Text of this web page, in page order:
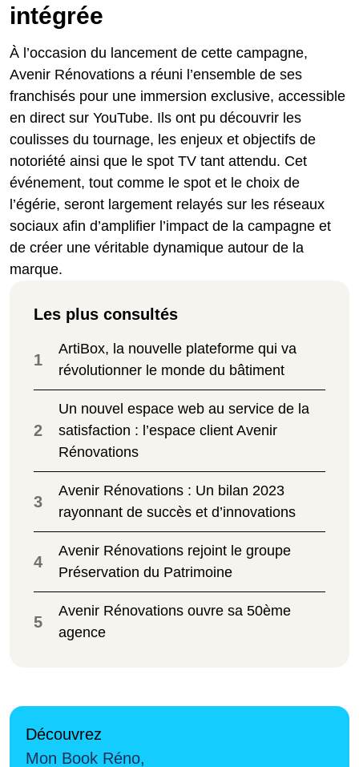
intégrée
À l’occasion du lancement de cette campagne,
Avenir Rénovations a réuni l’ensemble de ses
franchisés pour une immersion exclusive, accessible
en direct sur YouTube. Ils ont pu découvrir les
coulisses du tournage, les enjeux et objectifs de
notoriété ainsi que le spot TV tant attendu. Cet
événement, tout comme le spot et le choix de
l’égérie, seront largement relayés sur les réseaux
sociaux afin d’amplifier l’impact de la campagne et
de créer une véritable dynamique autour de la
marque.
Les plus consultés
1
ArtiBox, la nouvelle plateforme qui va
révolutionner le monde du bâtiment
2
Un nouvel espace web au service de la
satisfaction : l’espace client Avenir
Rénovations
3
Avenir Rénovations : Un bilan 2023
rayonnant de succès et d’innovations
4
Avenir Rénovations rejoint le groupe
Préservation du Patrimoine
5
Avenir Rénovations ouvre sa 50ème
agence
Découvrez
Mon Book Réno,